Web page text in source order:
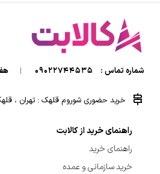
شماره تماس : 09022744535
| هفت
خرید حضوری شوروم قلهک : تهران ،
راهنمای خرید از کالابت
راهنمای خرید
خرید سازمانی و عمده